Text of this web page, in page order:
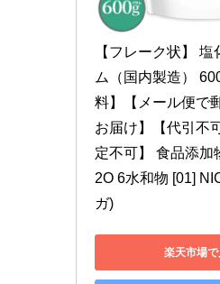
【フレーク状】
ム（国内製造）
料】【メール便で
お届け】【代引不
定不可】 食品添加
2O 6水和物 [01]
ガ)
楽天市場で